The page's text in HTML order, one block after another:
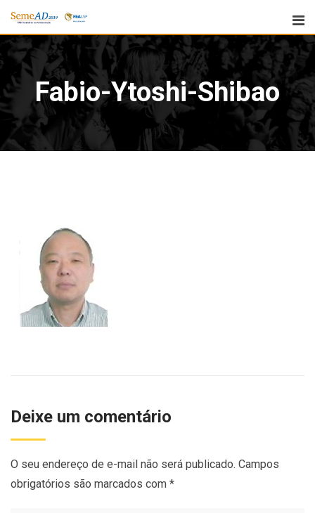
Fabio-Ytoshi-Shibao
Deixe um comentário
O seu endereço de e-mail não será publicado. Campos
obrigatórios são marcados com *